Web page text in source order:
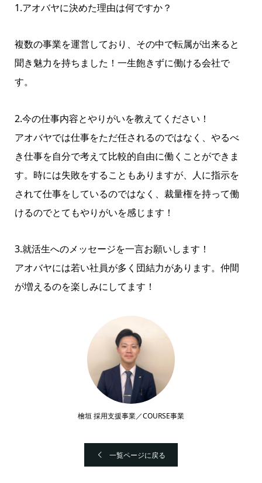
1.アオバヤに決めた理由は何ですか？
複数の事業を運営しており、その中で転属が出来ると
聞き魅力を持ちました！一生飽きずに働ける会社で
す。
2.今の仕事内容とやりがいを教えてください！
アオバヤでは仕事をただ任されるのではなく、やるべ
き仕事を自分で考えて比較的自由に働くことができま
す。時には失敗をすることもありますが、人に指示を
されて仕事をしているのではなく、裁量権を持って働
けるのでとてもやりがいを感じます！
3.就活生へのメッセージを一言お願いします！
アオバヤには若い社員が多く団結力があります。仲間
が増えるのを楽しみにしてます！
檜垣 採用支援事業／COURSE事業
一覧ページに戻る